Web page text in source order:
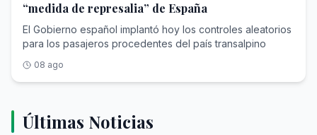
“medida de represalia” de España
El Gobierno español implantó hoy los controles aleatorios
para los pasajeros procedentes del país transalpino
08 ago
Últimas Noticias